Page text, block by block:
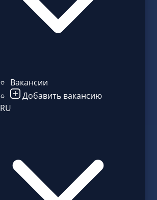
Вакансии
Добавить вакансию
RU